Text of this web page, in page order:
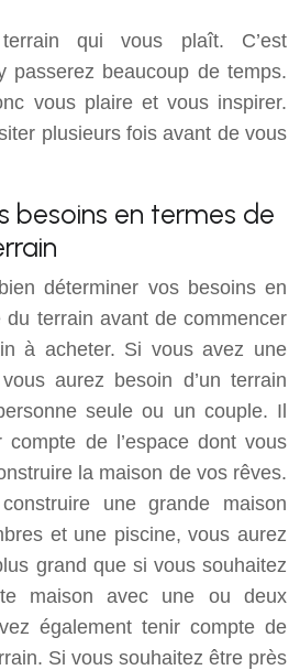
qui vous plaît. C’est
passerez beaucoup de temps.
vous plaire et vous inspirer.
plusieurs fois avant de vous
besoins en termes de
déterminer vos besoins en
terrain avant de commencer
à acheter. Si vous avez une
aurez besoin d’un terrain
seule ou un couple. Il
compte de l’espace dont vous
la maison de vos rêves.
une grande maison
et une piscine, vous aurez
grand que si vous souhaitez
maison avec une ou deux
également tenir compte de
Si vous souhaitez être près